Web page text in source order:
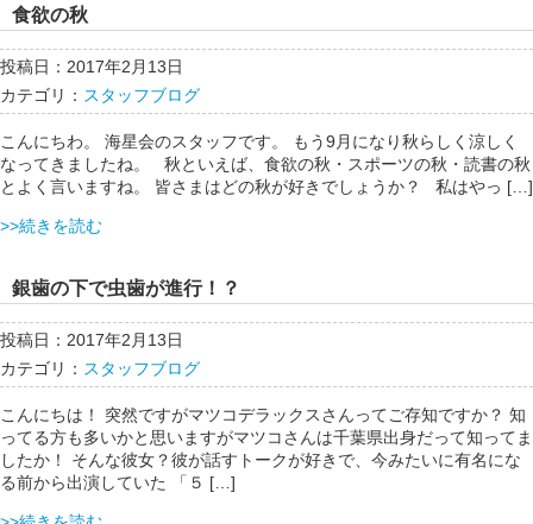
食欲の秋
投稿日：2017年2月13日
カテゴリ： スタッフブログ
こんにちわ。 海星会のスタッフです。 もう9月になり秋らしく涼しく
なってきましたね。 秋といえば、食欲の秋・スポーツの秋・読書の秋
とよく言いますね。 皆さまはどの秋が好きでしょうか？ 私はやっ […]
>>続きを読む
銀歯の下で虫歯が進行！？
投稿日：2017年2月13日
カテゴリ： スタッフブログ
こんにちは！ 突然ですがマツコデラックスさんってご存知ですか？ 知
ってる方も多いかと思いますがマツコさんは千葉県出身だって知ってま
したか！ そんな彼女？彼が話すトークが好きで、今みたいに有名にな
る前から出演していた 「５ […]